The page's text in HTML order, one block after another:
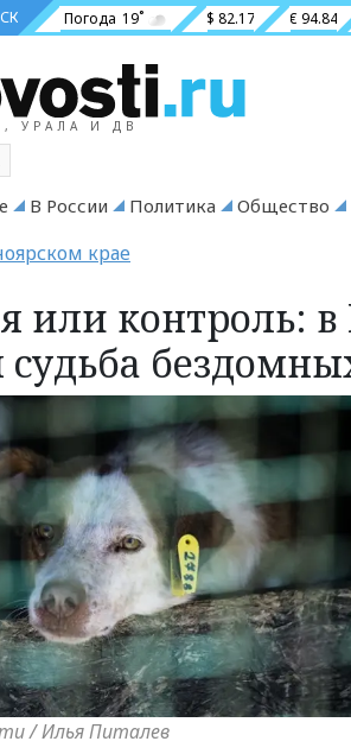
Погода 19˚ $ 82.17 € 94.84
УРАЛА И ДВ
В России Политика Общество
крае
или контроль:
/ Илья Питалев